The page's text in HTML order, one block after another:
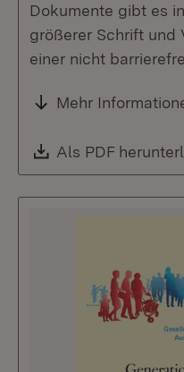
Dokumente gibt es
größerer Schrift und
einer nicht
Mehr
Download:
Als PDF